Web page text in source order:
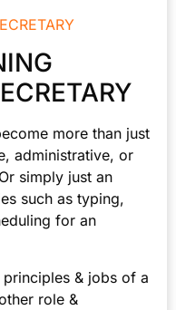
more than just
administrative, or
simply just an
such as typing,
for an
& jobs of a
role &